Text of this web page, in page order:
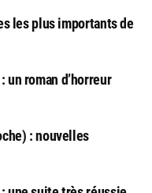
les plus importants de
un roman d’horreur
: nouvelles